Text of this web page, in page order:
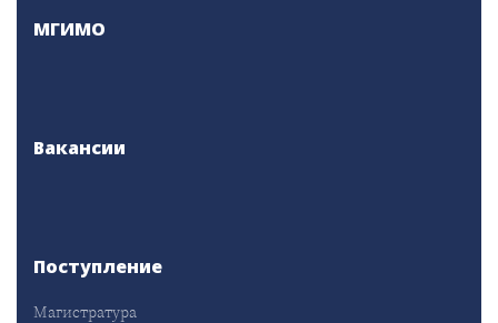
МГИМО
Вакансии
Поступление
Магистратура